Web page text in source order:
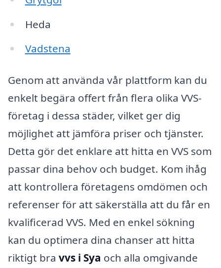
Heda
Vadstena
Genom att använda vår plattform kan du
enkelt begära offert från flera olika VVS-
företag i dessa städer, vilket ger dig
möjlighet att jämföra priser och tjänster.
Detta gör det enklare att hitta en VVS som
passar dina behov och budget. Kom ihåg
att kontrollera företagens omdömen och
referenser för att säkerställa att du får en
kvalificerad VVS. Med en enkel sökning
kan du optimera dina chanser att hitta
riktigt bra vvs i Sya och alla omgivande